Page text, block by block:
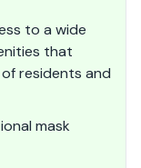
to a wide
that
residents and
mask